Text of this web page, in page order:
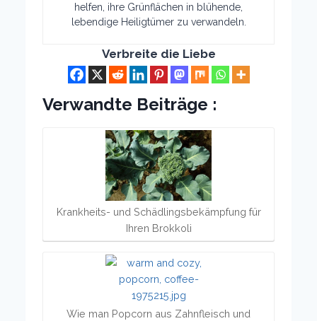
helfen, ihre Grünflächen in blühende,
lebendige Heiligtümer zu verwandeln.
Verbreite die Liebe
Verwandte Beiträge :
Krankheits- und Schädlingsbekämpfung für
Ihren Brokkoli
Wie man Popcorn aus Zahnfleisch und